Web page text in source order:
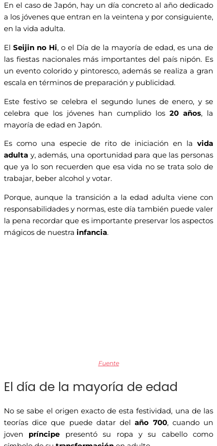
En el caso de Japón, hay un día concreto al año dedicado
a los jóvenes que entran en la veintena y por consiguiente,
en la vida adulta.
El Seijin no Hi, o el Día de la mayoría de edad, es una de
las fiestas nacionales más importantes del país nipón. Es
un evento colorido y pintoresco, además se realiza a gran
escala en términos de preparación y publicidad.
Este festivo se celebra el segundo lunes de enero, y se
celebra que los jóvenes han cumplido los 20 años, la
mayoría de edad en Japón.
Es como una especie de rito de iniciación en la vida
adulta y, además, una oportunidad para que las personas
que ya lo son recuerden que esa vida no se trata solo de
trabajar, beber alcohol y votar.
Porque, aunque la transición a la edad adulta viene con
responsabilidades y normas, este día también puede valer
la pena recordar que es importante preservar los aspectos
mágicos de nuestra infancia.
Fuente
El día de la mayoría de edad
No se sabe el origen exacto de esta festividad, una de las
teorías dice que puede datar delaño 700, cuando un
joven príncipe presentó su ropa y su cabello como